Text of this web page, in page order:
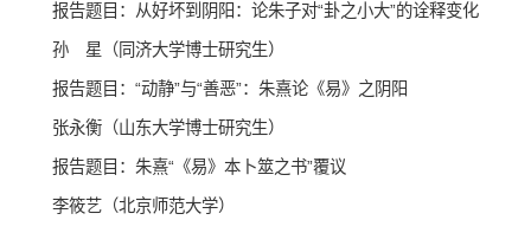
报告题目：从好坏到阴阳：论朱子对“卦之小大”的诠释变化
孙 星（同济大学博士研究生）
报告题目：“动静”与“善恶”：朱熹论《易》之阴阳
张永衡（山东大学博士研究生）
报告题目：朱熹“《易》本卜筮之书”覆议
李筱艺（北京师范大学）